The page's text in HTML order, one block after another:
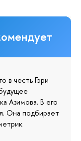
в честь Гэри
Азимова. В его
Она подбирает